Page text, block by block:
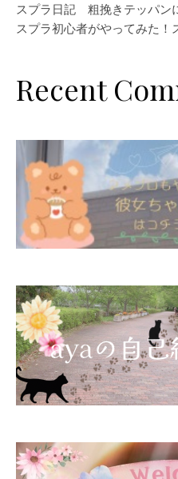
スプラ日記 粗挽きテッパン
スプラ初心者がやってみた！
Recent